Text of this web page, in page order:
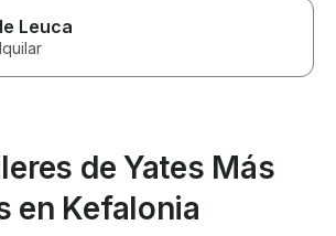
Leuca
de Yates Más
en Kefalonia